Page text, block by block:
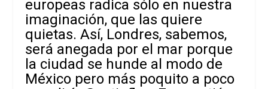
europeas radica sólo en nuestra
imaginación, que las quiere
quietas. Así, Londres, sabemos,
será anegada por el mar porque
la ciudad se hunde al modo de
México pero más poquito a poco